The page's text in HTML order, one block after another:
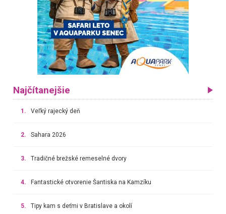
Najčítanejšie
1. Veľký rajecký deň
2. Sahara 2026
3. Tradičné brežské remeselné dvory
4. Fantastické otvorenie Šantiska na Kamzíku
5. Tipy kam s deťmi v Bratislave a okolí